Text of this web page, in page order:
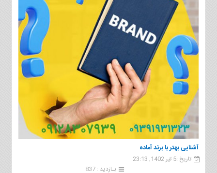
آشنایی بهتر با برند آماده
تاریخ :5 تیر 1402, 23:13
بـازدید : 837